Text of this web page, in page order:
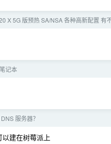
X 5G 版预热 SA/NSA 各种高新配置 有
记本
服务器？
建在树莓派上